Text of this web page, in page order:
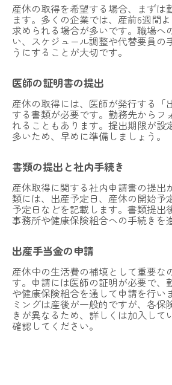
産休の取得を希望する場合、まずは
ます。多くの企業では、産前6週間
求められる場合が多いです。職場へ
い、スケジュール調整や代替要員の
うにすることが大切です。
医師の証明書の提出
産休の取得には、医師が発行する「
する書類が必要です。勤務先からフ
れることもあります。提出期限が設
多いため、早めに準備しましょう。
書類の提出と社内手続き
産休取得に関する社内申請書の提出
類には、出産予定日、産休の開始予
予定日などを記載します。書類提出
事務所や健康保険組合への手続きを
出産手当金の申請
産休中の生活費の補填として重要な
す。申請には医師の証明が必要で、
や健康保険組合を通して申請を行い
ミングは産後が一般的ですが、各保
きが異なるため、詳しくは加入して
確認してください。